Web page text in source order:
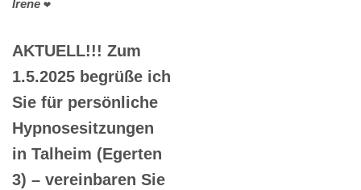
Irene ❤️
AKTUELL!!! Zum
1.5.2025 begrüße ich
Sie für persönliche
Hypnosesitzungen
in Talheim (Egerten
3) – vereinbaren Sie